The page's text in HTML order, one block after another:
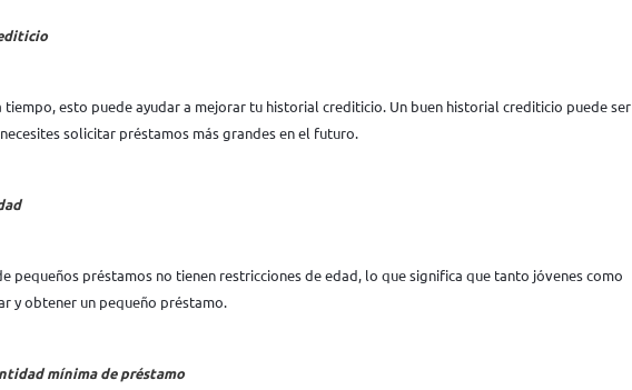
tiempo, esto puede ayudar a mejorar tu historial crediticio. Un buen historial crediticio puede ser
solicitar préstamos más grandes en el futuro.
pequeños préstamos no tienen restricciones de edad, lo que significa que tanto jóvenes como
y obtener un pequeño préstamo.
mínima de préstamo